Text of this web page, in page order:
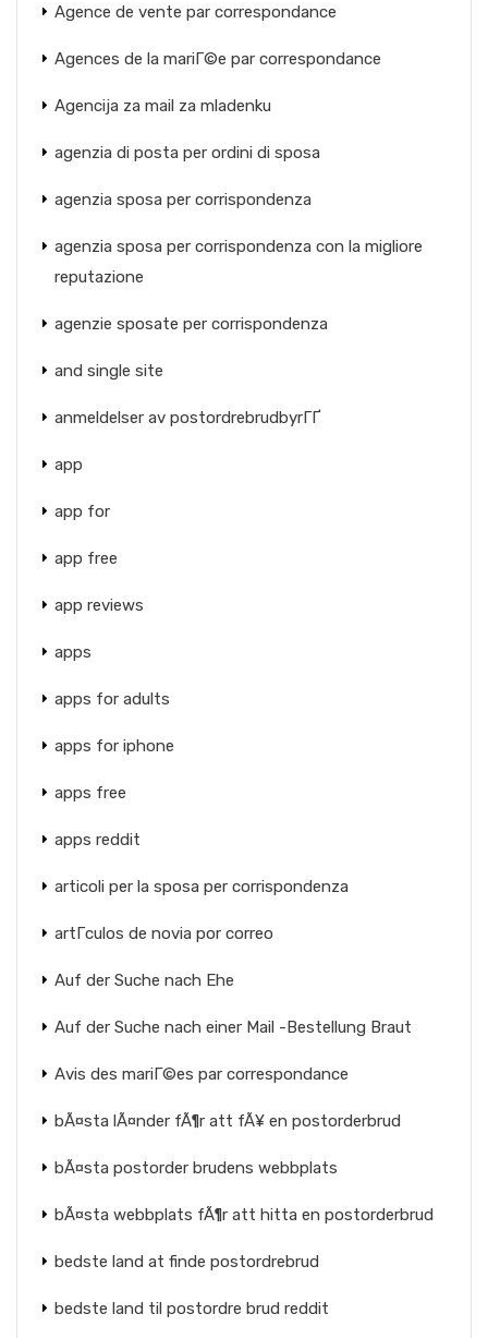
Agence de vente par correspondance
Agences de la mariГ©e par correspondance
Agencija za mail za mladenku
agenzia di posta per ordini di sposa
agenzia sposa per corrispondenza
agenzia sposa per corrispondenza con la migliore
reputazione
agenzie sposate per corrispondenza
and single site
anmeldelser av postordrebrudbyrГҐ
app
app for
app free
app reviews
apps
apps for adults
apps for iphone
apps free
apps reddit
articoli per la sposa per corrispondenza
artГ­culos de novia por correo
Auf der Suche nach Ehe
Auf der Suche nach einer Mail -Bestellung Braut
Avis des mariГ©es par correspondance
bÃ¤sta lÃ¤nder fÃ¶r att fÃ¥ en postorderbrud
bÃ¤sta postorder brudens webbplats
bÃ¤sta webbplats fÃ¶r att hitta en postorderbrud
bedste land at finde postordrebrud
bedste land til postordre brud reddit